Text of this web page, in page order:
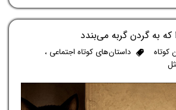
که به گردن گربه می‌بندد
کوتاه داستان‌های کوتاه اجتماعی،